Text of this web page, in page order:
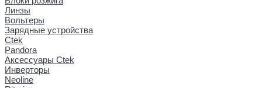
Линзы
Вольтеры
Зарядные устройства
Ctek
Pandora
Аксессуары Ctek
Инверторы
Neoline